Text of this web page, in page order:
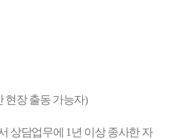
현장 출동 가능자)
상담업무에 1 년 이상 종사한 자